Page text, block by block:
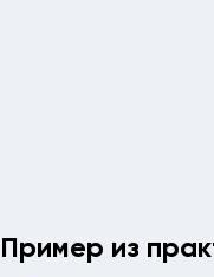
Пример из